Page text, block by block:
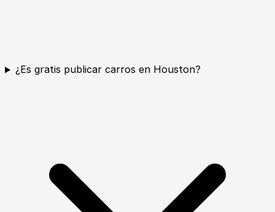
¿Es gratis publicar carros en Houston?